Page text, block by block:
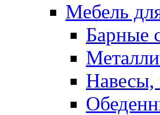
Мебель
Барные
Навесы,